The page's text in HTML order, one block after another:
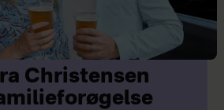
Christensen